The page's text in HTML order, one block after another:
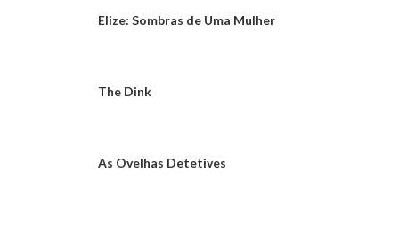
Elize: Sombras de Uma Mulher
The Dink
As Ovelhas Detetives